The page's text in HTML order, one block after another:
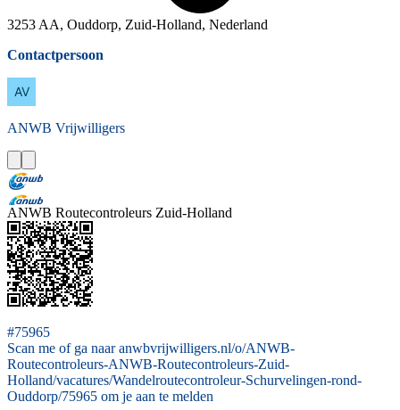
3253 AA, Ouddorp, Zuid-Holland, Nederland
Contactpersoon
ANWB Vrijwilligers
ANWB Routecontroleurs Zuid-Holland
#75965
Scan me of ga naar anwbvrijwilligers.nl/o/ANWB-
Routecontroleurs-ANWB-Routecontroleurs-Zuid-
Holland/vacatures/Wandelroutecontroleur-Schurvelingen-rond-
Ouddorp/75965 om je aan te melden